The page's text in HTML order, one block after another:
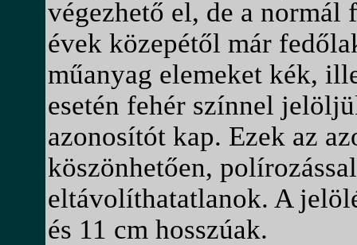
végezhető el, de a normál
évek közepétől már
műanyag elemeket kék,
esetén fehér színnel
azonosítót kap. Ezek az
köszönhetően,
eltávolíthatatlanok. A
és 11 cm hosszúak.